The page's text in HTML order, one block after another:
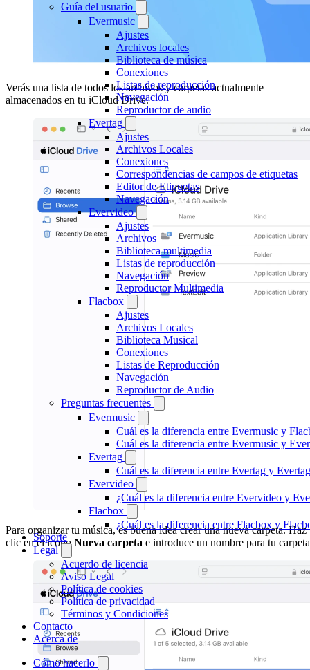
Guía del usuario
Evermusic
Ajustes
Archivos locales
Biblioteca de música
Conexiones
Listas de reproducción
Navegación
Reproductor de audio
Evertag
Ajustes
Archivos Locales
Conexiones
Correspondencias de campos de etiquetas
Editor de Etiquetas
Navegación
Evervideo
Ajustes
Archivos
Biblioteca multimedia
Listas de reproducción
Navegación
Reproductor Multimedia
Flacbox
Ajustes
Archivos Locales
Biblioteca Musical
Conexiones
Listas de Reproducción
Navegación
Reproductor de Audio
Preguntas frecuentes
Evermusic
Cuál es la diferencia entre Evermusic y
Cuál es la diferencia entre Evermusic y
Evertag
Cuál es la diferencia entre Evertag y
Evervideo
¿Cuál es la diferencia entre Evervideo y
Flacbox
¿Cuál es la diferencia entre Flacbox y
Soporte
Legal
Acuerdo de licencia
Aviso Legal
Política de cookies
Política de privacidad
Términos y Condiciones
Contacto
Acerca de
Cómo hacerlo
Verás una lista de todos los archivos y carpetas actualmente
almacenados en tu iCloud Drive.
Para organizar tu música, es buena idea crear una nueva carpeta. Haz
clic en el iconoNueva carpeta e introduce un nombre para tu